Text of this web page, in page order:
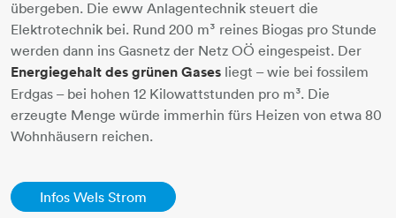
übergeben. Die eww Anlagentechnik steuert die
Elektrotechnik bei. Rund 200 m³ reines Biogas pro Stunde
werden dann ins Gasnetz der Netz OÖ eingespeist. Der
Energiegehalt des grünen Gases liegt – wie bei fossilem
Erdgas – bei hohen 12 Kilowattstunden pro m³. Die
erzeugte Menge würde immerhin fürs Heizen von etwa 80
Wohnhäusern reichen.
Infos Wels Strom